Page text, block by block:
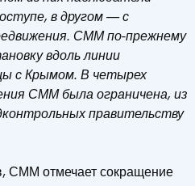
в другом — с
СММ по-прежнему
вдоль линии
с Крымом. В четырех
СММ была ограничена, из
правительству
СММ отмечает сокращение